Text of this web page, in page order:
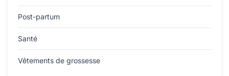
Post-partum
Santé
Vêtements de grossesse